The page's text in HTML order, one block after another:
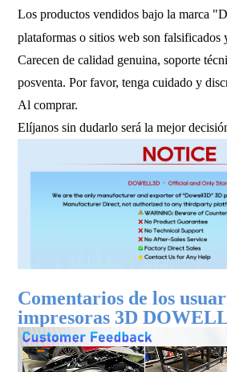
Los productos vendidos bajo la marca
plataformas o sitios web son falsificados
Carecen de calidad genuina, soporte
posventa. Por favor, tenga cuidado y
Al comprar.
Elíjanos sin dudarlo será la mejor
Comentarios de los
impresoras 3D